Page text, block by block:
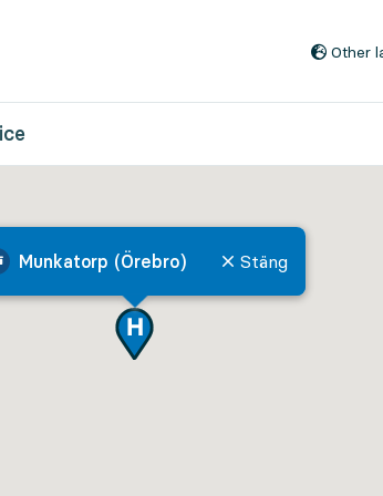
Other
Munkatorp (Örebro) Stäng